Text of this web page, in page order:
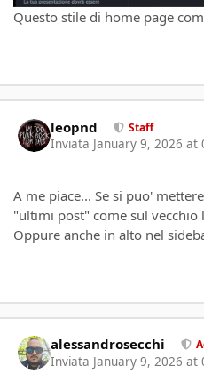
Questo stile di home page
leopnd Staff
Inviata January 9, 2026 at
A me piace... Se si puo'
"ultimi post" come sul vecchio
Oppure anche in alto nel
alessandrosecchi
Inviata January 9, 2026 at